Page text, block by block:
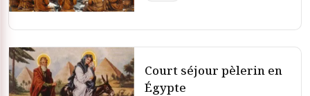
Court séjour pèlerin en
Égypte